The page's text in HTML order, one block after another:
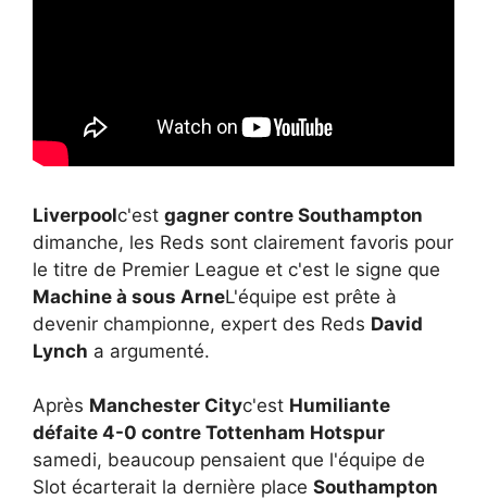
Liverpoolc'est gagner contre Southampton
dimanche, les Reds sont clairement favoris pour
le titre de Premier League et c'est le signe que
Machine à sous ArneL'équipe est prête à
devenir championne, expert des Reds David
Lynch a argumenté.
Après Manchester Cityc'est Humiliante
défaite 4-0 contre Tottenham Hotspur
samedi, beaucoup pensaient que l'équipe de
Slot écarterait la dernière place Southampton